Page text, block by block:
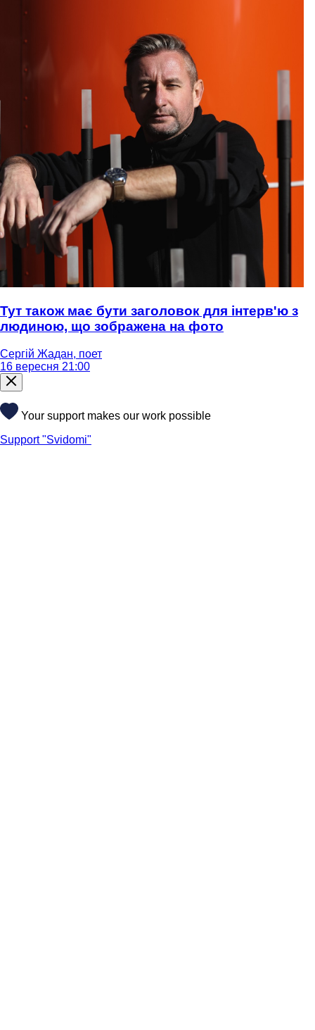
Тут також має бути заголовок для інтерв'ю з
людиною, що зображена на фото
Сергій Жадан, поет
16 вересня 21:00
Your support makes our work possible
Support "Svidomi"